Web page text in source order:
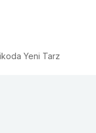
Yeni Tarz